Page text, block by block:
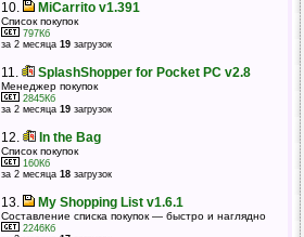
10. MiCarrito v1.391
Список покупок
797Кб
за 2 месяца 19 загрузок
11. SplashShopper for Pocket PC v2.8
Менеджер покупок
2845Кб
за 2 месяца 19 загрузок
12. In the Bag
Список покупок
160Кб
за 2 месяца 18 загрузок
13. My Shopping List v1.6.1
Составление списка покупок — быстро и наглядно
2246Кб